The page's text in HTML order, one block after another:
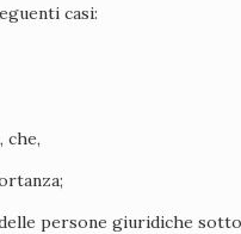
casi:
che,
persone giuridiche